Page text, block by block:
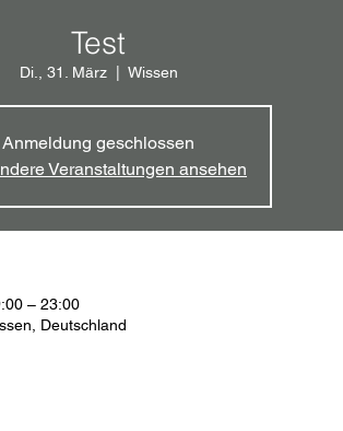
Test
Di., 31. März
  |
Wissen
Anmeldung geschlossen
Veranstaltungen ansehen
– 23:00
Deutschland